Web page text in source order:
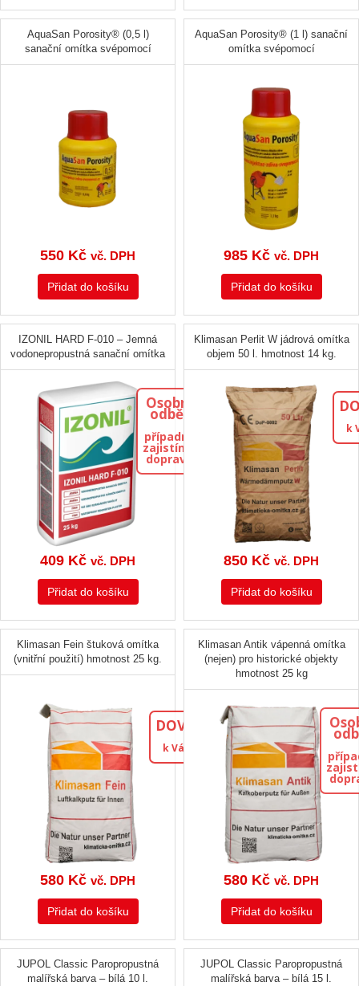
AquaSan Porosity® (0,5 l)
sanační omítka svépomocí
550 Kč vč. DPH
Přidat do košíku
AquaSan Porosity® (1 l) sanační
omítka svépomocí
985 Kč vč. DPH
Přidat do košíku
IZONIL HARD F-010 – Jemná
vodonepropustná sanační omítka
Osobní
odběr
případně
zajistíme
dopravu
409 Kč vč. DPH
Přidat do košíku
Klimasan Perlit W jádrová omítka
objem 50 l. hmotnost 14 kg.
k
850 Kč vč. DPH
Přidat do košíku
Klimasan Fein štuková omítka
(vnitřní použití) hmotnost 25 kg.
DOVEZEME
k Vám domů
580 Kč vč. DPH
Přidat do košíku
Klimasan Antik vápenná omítka
(nejen) pro historické objekty
hmotnost 25 kg
580 Kč vč. DPH
Přidat do košíku
JUPOL Classic Paropropustná
malířská barva – bílá 10 l.
JUPOL Classic Paropropustná
malířská barva – bílá 15 l.